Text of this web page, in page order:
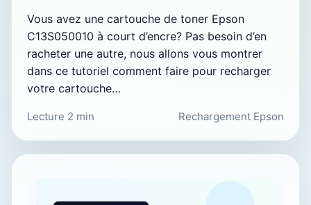
Vous avez une cartouche de toner Epson
C13S050010 à court d’encre? Pas besoin d’en
racheter une autre, nous allons vous montrer
dans ce tutoriel comment faire pour recharger
votre cartouche…
Lecture 2 min Rechargement Epson